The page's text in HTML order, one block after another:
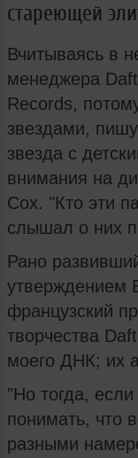
стареющей
Вчитываясь в
менеджера
Records,
звездами,
звезда с
внимания на
Cox. "Кто эти
слышал о них
Рано
утверждением
французский
творчества
моего ДНК; их
"Но тогда,
понимать, что
разными